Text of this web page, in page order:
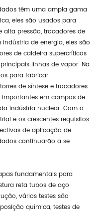
têm uma ampla gama
eles são usados para
pressão, trocadores de
de energia, eles são
de caldeira supercríticos
linhas de vapor. Na
para fabricar
de síntese e trocadores
em campos de
indústria nuclear. Com o
e os crescentes requisitos
de aplicação de
continuarão a se
fundamentais para
reta tubos de aço
vários testes são
química, testes de